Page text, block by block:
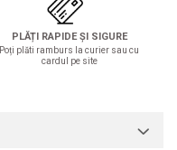
PLĂȚI RAPIDE ȘI SIGURE
Poți plăti ramburs la curier sau cu
cardul pe site